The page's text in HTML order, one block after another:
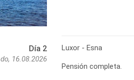
Día 2
do, 16.08.2026
Luxor - Esna
Pensión completa.